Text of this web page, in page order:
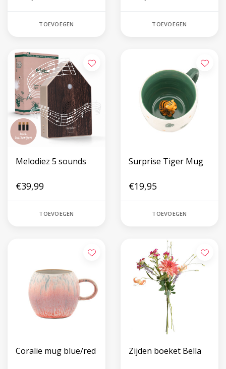
TOEVOEGEN TOEVOEGEN
Melodiez 5 sounds
€39,99
TOEVOEGEN
Surprise Tiger Mug
€19,95
TOEVOEGEN
Coralie mug blue/red Zijden boeket Bella